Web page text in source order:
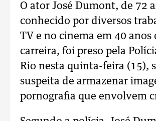
O ator José Dumont, de 72
conhecido por diversos
TV e no cinema em 40 anos
carreira, foi preso pela
Rio nesta quinta-feira (15),
suspeita de armazenar
pornografia que envolvem